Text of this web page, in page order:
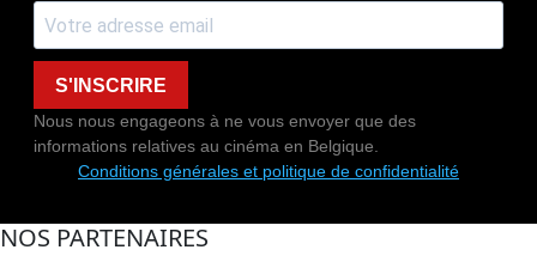
S'INSCRIRE
Nous nous engageons à ne vous envoyer que des
informations relatives au cinéma en Belgique.
Conditions générales et politique de confidentialité
NOS PARTENAIRES